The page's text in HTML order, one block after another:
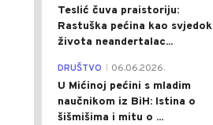
Teslić čuva praistoriju:
Rastuška pećina kao svjedok
života neandertalac...
DRUŠTVO 06.06.2026.
U Mićinoj pećini s mladim
naučnikom iz BiH: Istina o
šišmišima i mitu o ...